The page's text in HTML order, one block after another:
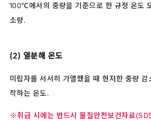
100℃에서의 중량을 기준으로 한 규정 온도
소량.
(2) 열분해 온도
미립자를 서서히 가열했을 때 현저한 중량 감
작하는 온도.
※취급 시에는 반드시 물질안전보건자료